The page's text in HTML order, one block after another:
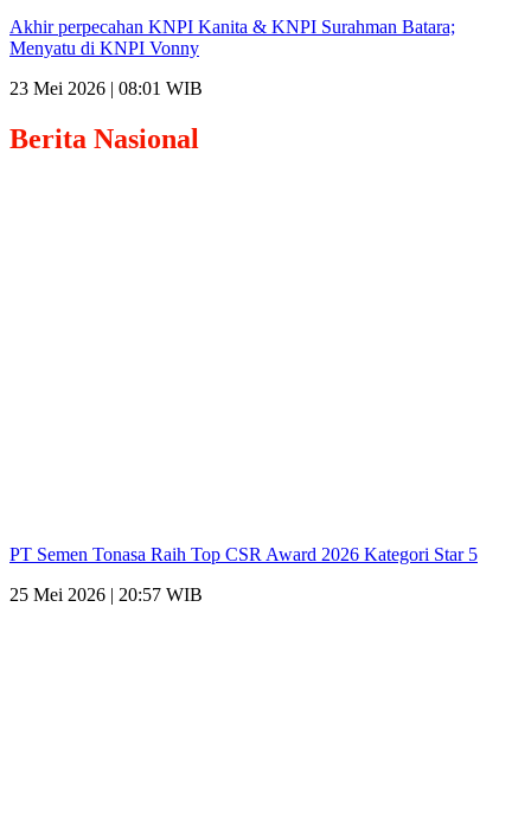
Akhir perpecahan KNPI Kanita & KNPI Surahman Batara;
Menyatu di KNPI Vonny
23 Mei 2026 | 08:01 WIB
Berita Nasional
PT Semen Tonasa Raih Top CSR Award 2026 Kategori Star 5
25 Mei 2026 | 20:57 WIB